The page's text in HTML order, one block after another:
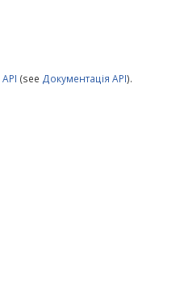
API (see Документація API).